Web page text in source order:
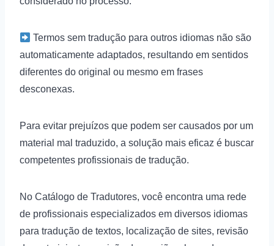
Termos sem tradução para outros idiomas não são
automaticamente adaptados, resultando em sentidos
diferentes do original ou mesmo em frases
desconexas.
Para evitar prejuízos que podem ser causados por um
material mal traduzido, a solução mais eficaz é buscar
competentes profissionais de tradução.
No Catálogo de Tradutores, você encontra uma rede
de profissionais especializados em diversos idiomas
para tradução de textos, localização de sites, revisão